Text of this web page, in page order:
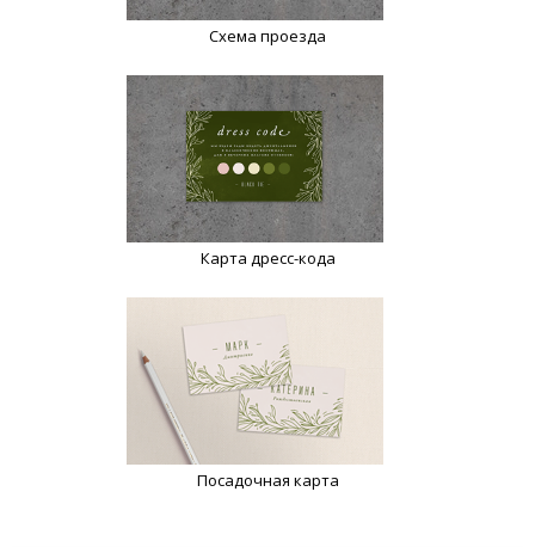
Схема проезда
Карта дресс-кода
Посадочная карта